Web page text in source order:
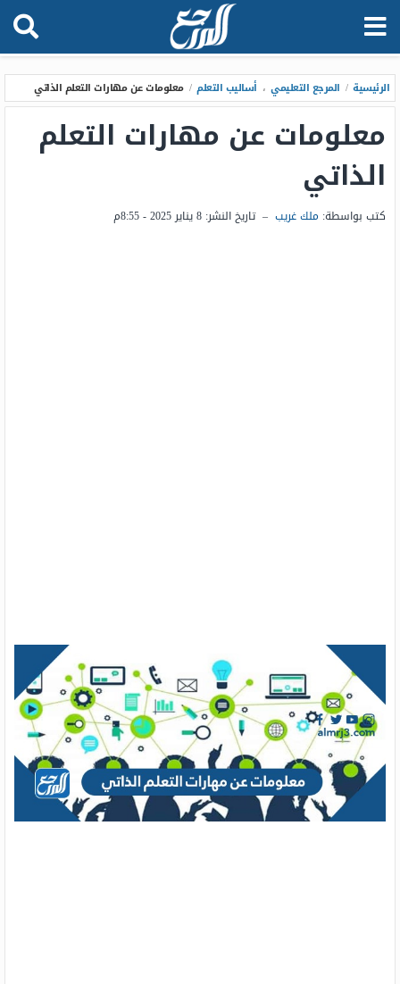
الرئيسية / المرجع التعليمي ، أساليب التعلم / معلومات عن مهارات التعلم الذاتي
معلومات عن مهارات التعلم
الذاتي
كتب بواسطة: ملك غريب – تاريخ النشر: 8 يناير 2025 - 8:55م